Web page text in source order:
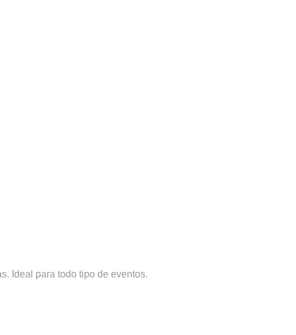
Ideal para todo tipo de eventos.